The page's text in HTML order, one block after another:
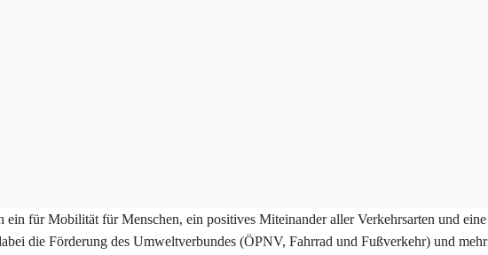
ein für Mobilität für Menschen, ein positives Miteinander aller Verkehrsarten und eine
die Förderung des Umweltverbundes (ÖPNV, Fahrrad und Fußverkehr) und mehr